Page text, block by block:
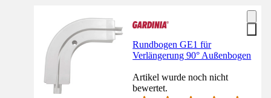
Rundbogen GE1 für
Verlängerung 90° Außenbogen
Artikel wurde noch nicht
bewertet.